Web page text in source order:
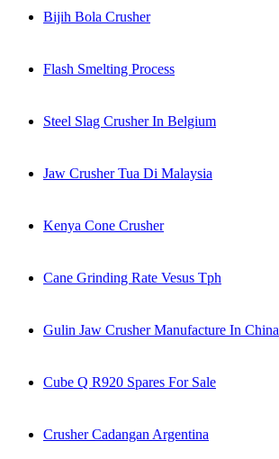
Bijih Bola Crusher
Flash Smelting Process
Steel Slag Crusher In Belgium
Jaw Crusher Tua Di Malaysia
Kenya Cone Crusher
Cane Grinding Rate Vesus Tph
Gulin Jaw Crusher Manufacture In China
Cube Q R920 Spares For Sale
Crusher Cadangan Argentina